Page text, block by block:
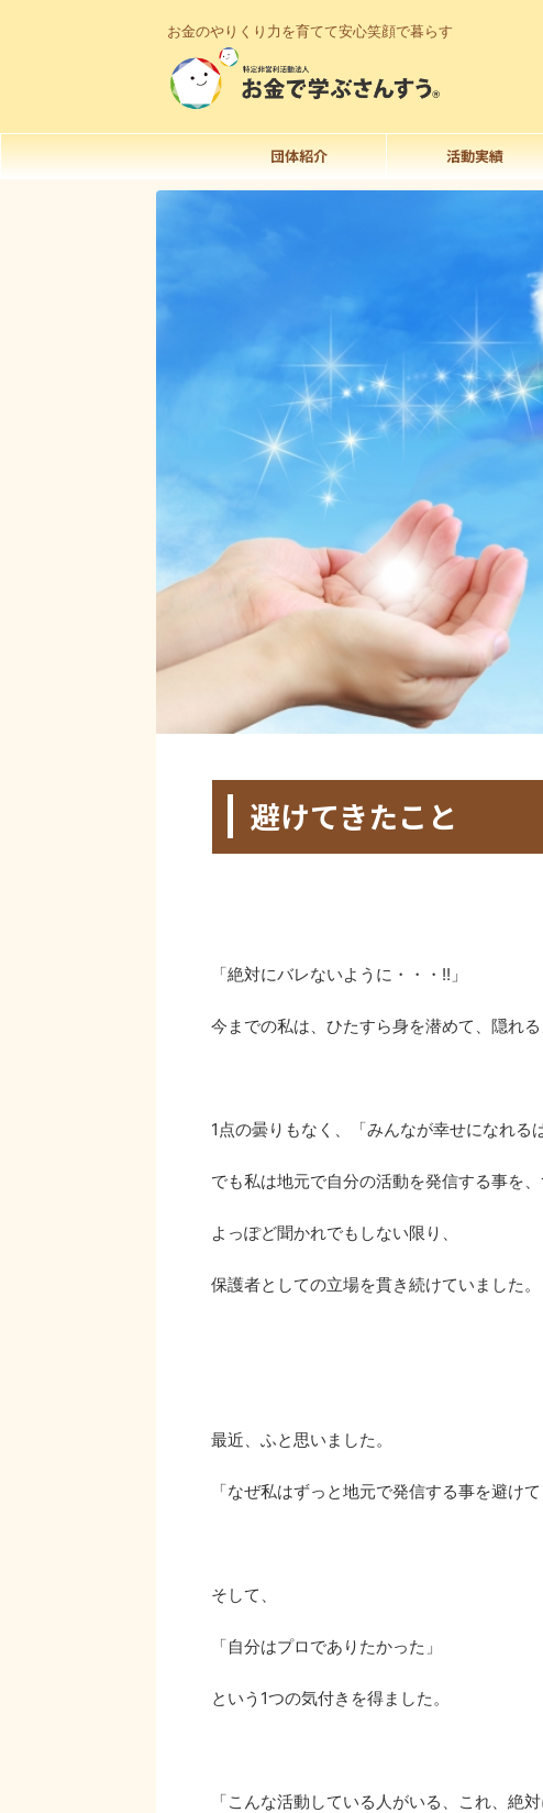
お金のやりくり力を育てて安心笑顔で暮らす
団体紹介 活動実績
避けてきたこと
「絶対にバレないように・・・!!」
今までの私は、ひたすら身を潜めて、隠れる
1点の曇りもなく、「みんなが幸せになれる
でも私は地元で自分の活動を発信する事を
よっぽど聞かれでもしない限り、
保護者としての立場を貫き続けていました。
最近、ふと思いました。
「なぜ私はずっと地元で発信する事を避けて
そして、
「自分はプロでありたかった」
という1つの気付きを得ました。
「こんな活動している人がいる、これ、絶対